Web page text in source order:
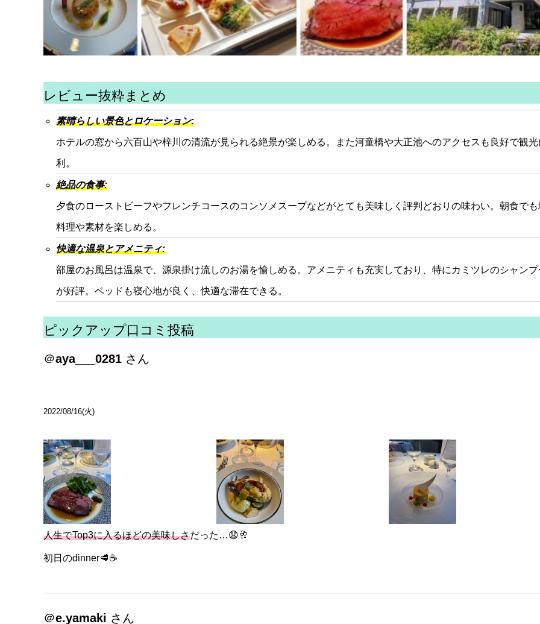
レビュー抜粋まとめ
素晴らしい景色とロケーション:
ホテルの窓から六百山や梓川の清流が見られる絶景が楽しめる。また河童橋や大正池へのアクセスも良好で観光
利。
絶品の食事:
夕食のローストビーフやフレンチコースのコンソメスープなどがとても美味しく評判どおりの味わい。朝食でも
料理や素材を楽しめる。
快適な温泉とアメニティ:
部屋のお風呂は温泉で、源泉掛け流しのお湯を愉しめる。アメニティも充実しており、特にカミツレのシャン
が好評。ベッドも寝心地が良く、快適な滞在できる。
ピックアップ口コミ投稿
＠aya___0281 さん
2022/08/16(火)
人生でTop3に入るほどの美味しさだった…😧🥂
初日のdinner🥩☕️
＠e.yamaki さん